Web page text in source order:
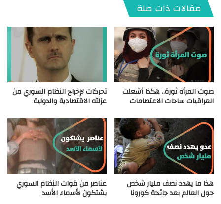
مقالات ذات صلة
صوت المرأة ثورة.. هكذا أشعلت
العراقيات ساحات الاعتصامات
تحركات لإخراج النظام السوري من
عزلته الاقتصادية والدولية
هذا ما يهدد نصف مليار شخص
حول العالم بعد جائحة كورونا
عناصر من قوات النظام السوري
يشتكون لأسماء الأسد